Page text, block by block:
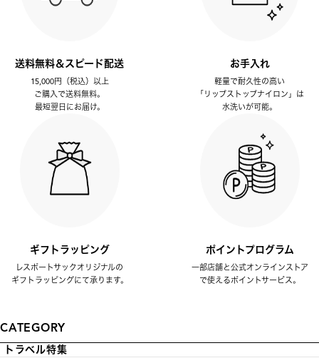
送料無料＆スピード配送
15,000円（税込）以上
ご購入で送料無料。
最短翌日にお届け。
お手入れ
軽量で耐久性の高い
「リップストップナイロン」は
水洗いが可能。
ギフトラッピング
レスポートサックオリジナルの
ギフトラッピングにて承ります。
ポイントプログラム
一部店舗と公式オンラインストア
で使えるポイントサービス。
CATEGORY
トラベル特集